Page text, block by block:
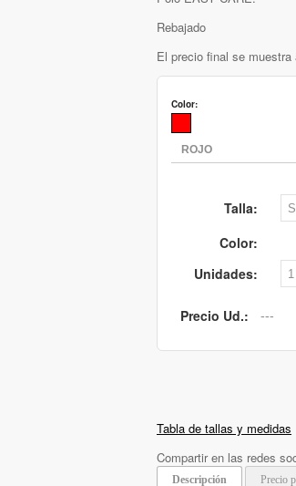
Rebajado
El precio final se muestra
Color:
Talla:
Color:
Unidades:
Precio Ud.:
Tabla de tallas y medidas
Compartir en las redes
Descripción Precio